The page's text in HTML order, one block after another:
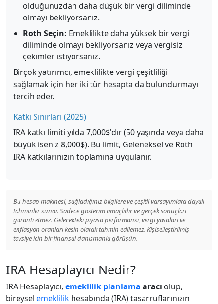
olduğunuzdan daha düşük bir vergi diliminde
olmayı bekliyorsanız.
Roth Seçin: Emeklilikte daha yüksek bir vergi
diliminde olmayı bekliyorsanız veya vergisiz
çekimler istiyorsanız.
Birçok yatırımcı, emeklilikte vergi çeşitliliği
sağlamak için her iki tür hesapta da bulundurmayı
tercih eder.
Katkı Sınırları (2025)
IRA katkı limiti yılda 7,000$'dır (50 yaşında veya daha
büyük iseniz 8,000$). Bu limit, Geleneksel ve Roth
IRA katkılarınızın toplamına uygulanır.
Bu hesap makinesi, sağladığınız bilgilere ve çeşitli varsayımlara dayalı
tahminler sunar. Sadece gösterim amaçlıdır ve gerçek sonuçları
garanti etmez. Gelecekteki piyasa performansı, vergi yasaları ve
enflasyon oranları kesin olarak tahmin edilemez. Kişiselleştirilmiş
tavsiye için bir finansal danışmanla görüşün.
IRA Hesaplayıcı Nedir?
IRA Hesaplayıcı, emeklilik planlama aracı olup,
bireysel emeklilik hesabında (IRA) tasarruflarınızın